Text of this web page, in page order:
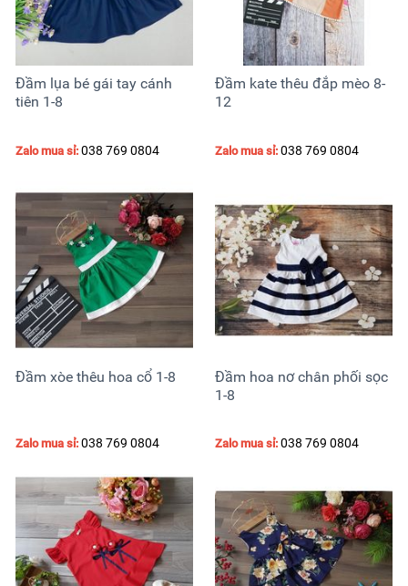
Đầm lụa bé gái tay cánh
tiên 1-8
Zalo mua sỉ: 038 769 0804
Đầm kate thêu đắp mèo 8-
12
Zalo mua sỉ: 038 769 0804
Đầm xòe thêu hoa cổ 1-8
Zalo mua sỉ: 038 769 0804
Đầm hoa nơ chân phối sọc
1-8
Zalo mua sỉ: 038 769 0804